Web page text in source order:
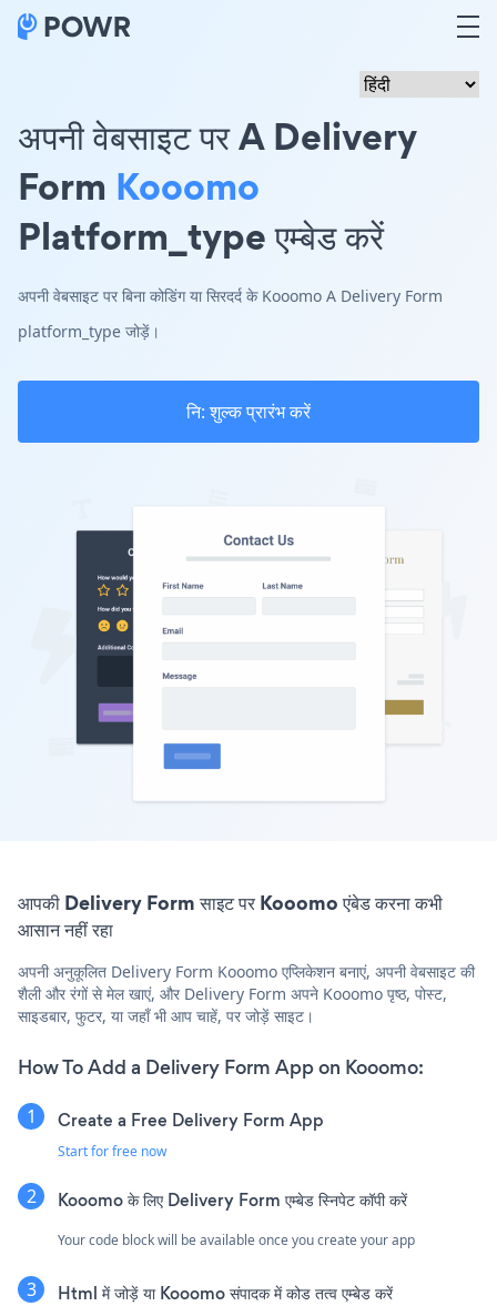
अपनी वेबसाइट पर A Delivery
Form Kooomo
Platform_type एम्बेड करें
अपनी वेबसाइट पर बिना कोडिंग या सिरदर्द के Kooomo A Delivery Form
platform_type जोड़ें।
नि: शुल्क प्रारंभ करें
आपकी Delivery Form साइट पर Kooomo एंबेड करना कभी
आसान नहीं रहा
अपनी अनुकूलित Delivery Form Kooomo एप्लिकेशन बनाएं, अपनी वेबसाइट की
शैली और रंगों से मेल खाएं, और Delivery Form अपने Kooomo पृष्ठ, पोस्ट,
साइडबार, फुटर, या जहाँ भी आप चाहें, पर जोड़ें साइट।
How To Add a Delivery Form App on Kooomo:
Create a Free Delivery Form App
Start for free now
Kooomo के लिए Delivery Form एम्बेड स्निपेट कॉपी करें
Your code block will be available once you create your app
Html में जोड़ें या Kooomo संपादक में कोड तत्व एम्बेड करें